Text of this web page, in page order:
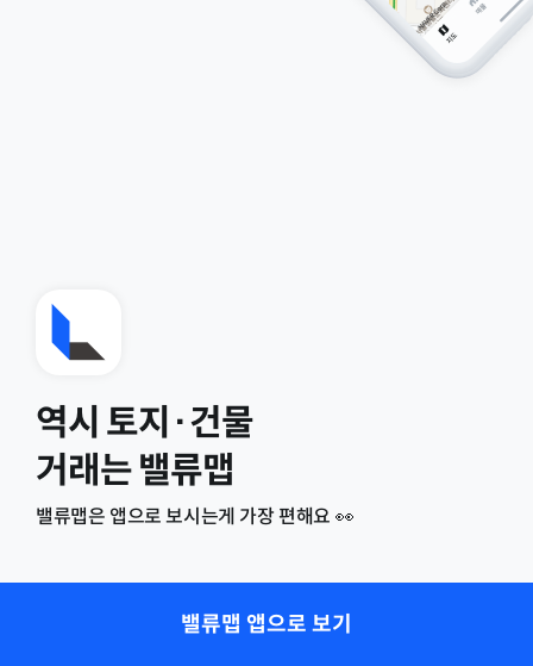
역시 토지·건물
거래는 밸류맵
밸류맵은 앱으로 보시는게 가장 편해요 👀
밸류맵 앱으로 보기